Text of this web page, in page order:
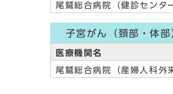
尾鷲総合病院（健診センタ
子宮がん（頚部・体
医療機関名
尾鷲総合病院（